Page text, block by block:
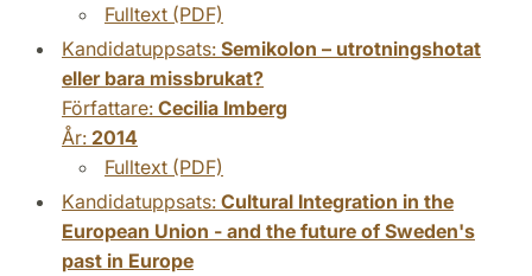
Fulltext (PDF)
Kandidatuppsats: Semikolon – utrotningshotat
eller bara missbrukat?
Författare: Cecilia Imberg
År: 2014
Fulltext (PDF)
Kandidatuppsats: Cultural Integration in the
European Union - and the future of Sweden's
past in Europe